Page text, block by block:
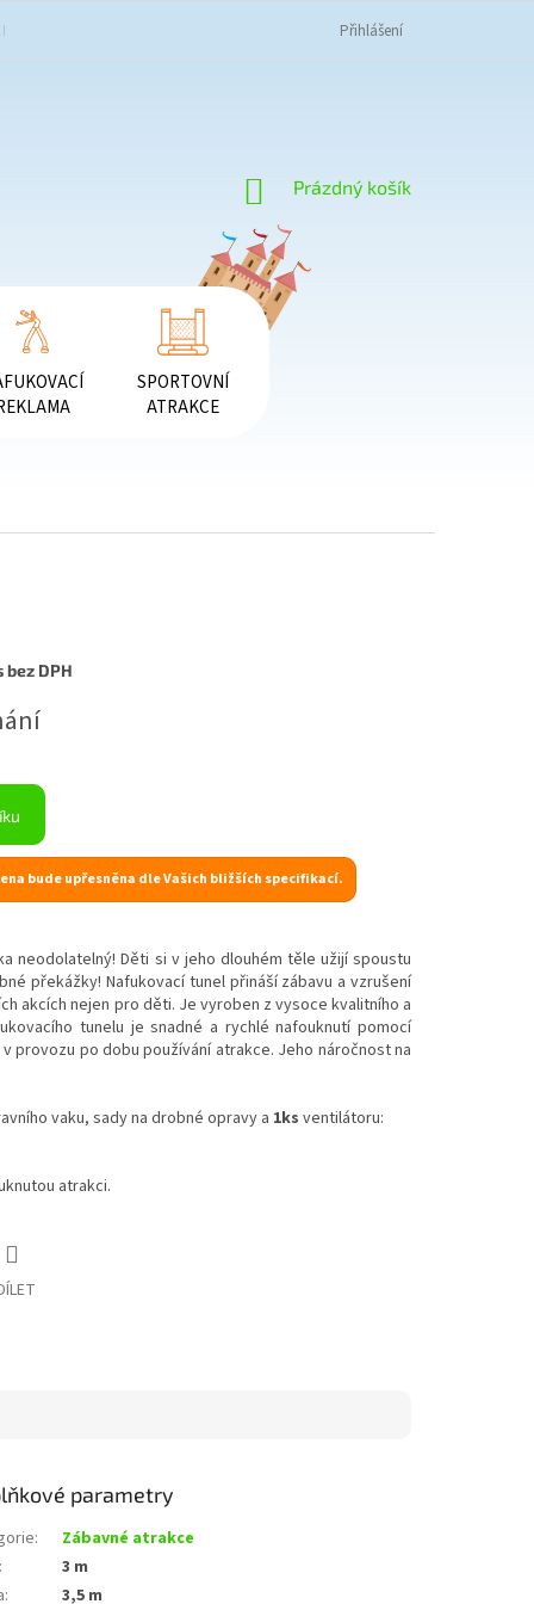
PODMÍNKY OCHRANY
Přihlášení
NÁKUPNÍ
Prázdný košík
SPORTOVNÍ
ATRAKCE
bez DPH
bude upřesněna dle Vašich bližších specifikací.
neodolatelný! Děti si v jeho dlouhém těle užijí spoustu
překážky! Nafukovací tunel přináší zábavu a vzrušení
akcích nejen pro děti. Je vyroben z vysoce kvalitního a
tunelu je snadné a rychlé nafouknutí pomocí
provozu po dobu používání atrakce. Jeho náročnost na
vaku, sady na drobné opravy a 1ks ventilátoru:
atrakci.
parametry
:
Zábavné atrakce
:
3 m
:
3,5 m